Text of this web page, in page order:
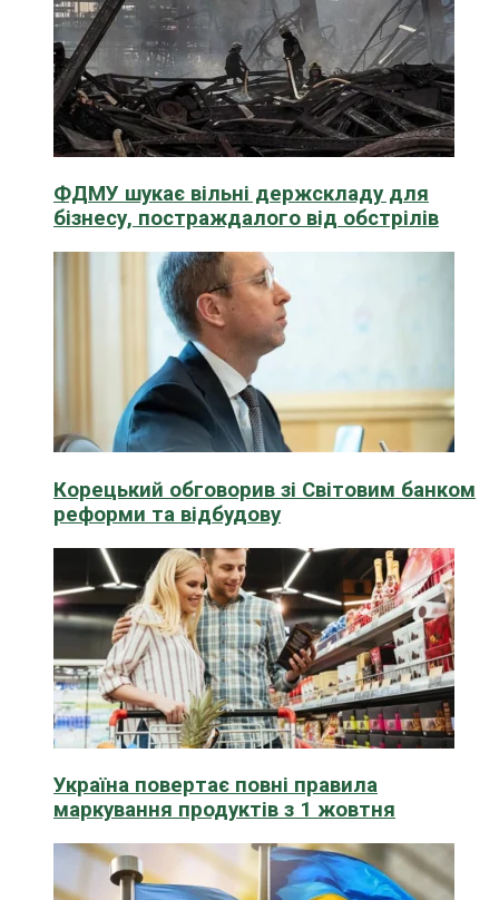
ФДМУ шукає вільні держскладу для
бізнесу, постраждалого від обстрілів
Корецький обговорив зі Світовим банком
реформи та відбудову
Україна повертає повні правила
маркування продуктів з 1 жовтня